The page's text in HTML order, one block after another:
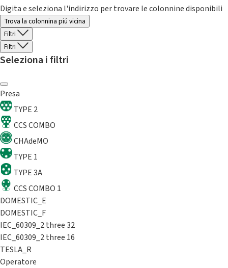
Digita e seleziona l'indirizzo per trovare le colonnine disponibili
Trova la colonnina piú vicina
Filtri
Filtri
Seleziona i filtri
Presa
TYPE 2
CCS COMBO
CHAdeMO
TYPE 1
TYPE 3A
CCS COMBO 1
DOMESTIC_E
DOMESTIC_F
IEC_60309_2 three 32
IEC_60309_2 three 16
TESLA_R
Operatore